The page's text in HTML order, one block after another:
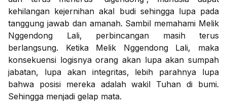
kehilangan kejernihan akal budi sehingga lupa pada
tanggung jawab dan amanah. Sambil memahami Melik
Nggendong Lali, perbincangan masih terus
berlangsung. Ketika Melik Nggendong Lali, maka
konsekuensi logisnya orang akan lupa akan sumpah
jabatan, lupa akan integritas, lebih parahnya lupa
bahwa posisi mereka adalah wakil Tuhan di bumi.
Sehingga menjadi gelap mata.